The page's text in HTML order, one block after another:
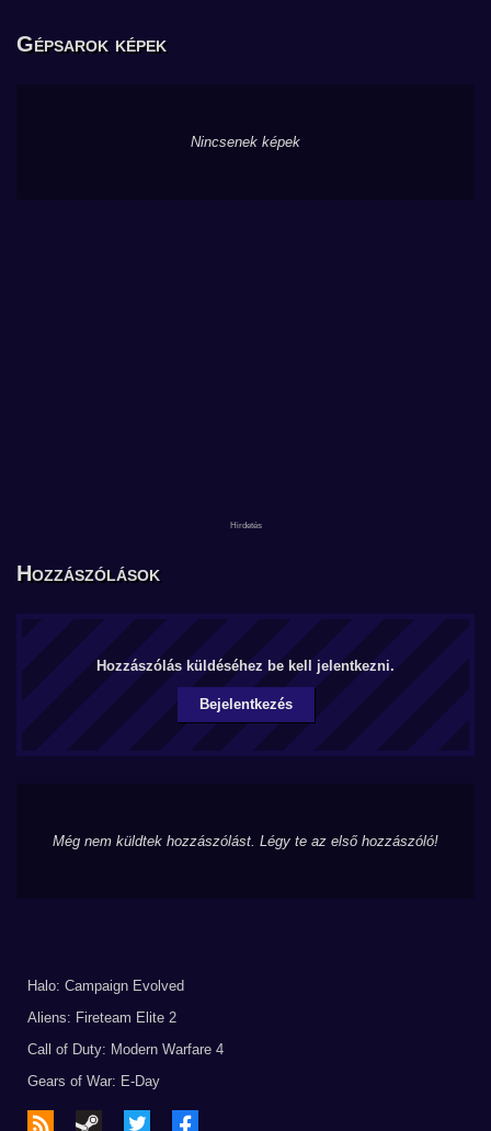
Gépsarok képek
Nincsenek képek
Hozzászólások
Hozzászólás küldéséhez be kell jelentkezni.
Bejelentkezés
Még nem küldtek hozzászólást. Légy te az első hozzászóló!
Halo: Campaign Evolved
Aliens: Fireteam Elite 2
Call of Duty: Modern Warfare 4
Gears of War: E-Day